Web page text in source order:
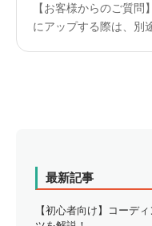
【お客様からのご質
にアップする際は、別
最新記事
【初心者向け】コーデ